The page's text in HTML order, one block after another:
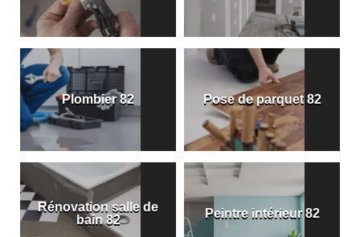
Plombier 82 Pose de parquet 82
Rénovation salle de
bain 82
Peintre intérieur 82